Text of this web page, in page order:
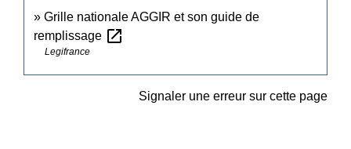
Grille nationale AGGIR et son guide de
remplissage open_in_new
Legifrance
Signaler une erreur sur cette page